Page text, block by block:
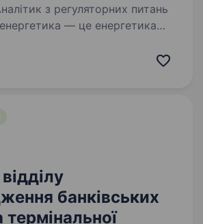
— це енергетика
відновлюваної генерації
банківських